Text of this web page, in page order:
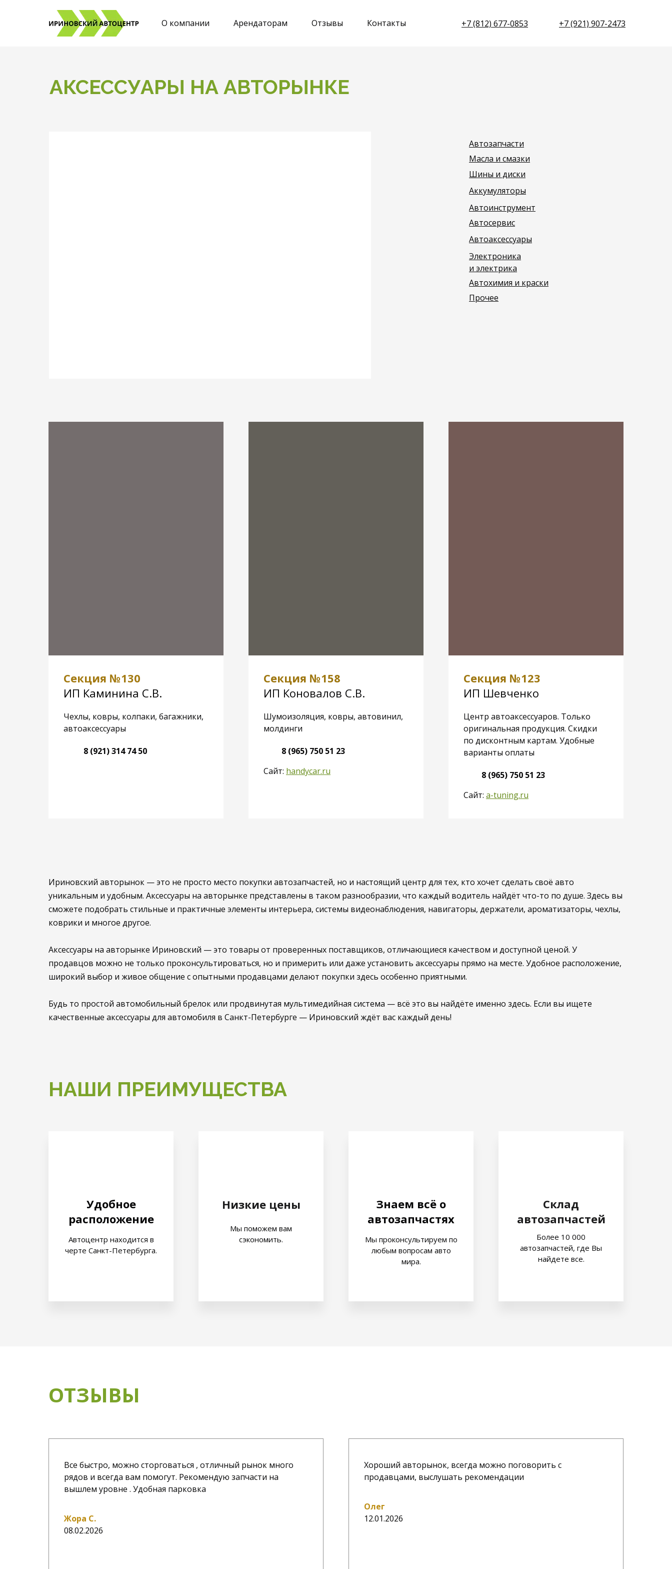
О компании Арендаторам Отзывы Контакты +7 (812) 677-0853 +7 (921) 907-2473
Прочее
Автохимия и краски
Электроника
и электрика
Автоаксессуары
Автосервис
Автоинструмент
Аккумуляторы
Шины и диски
Масла и смазки
Автозапчасти
АКСЕССУАРЫ НА АВТОРЫНКЕ
Секция №130
ИП Каминина С.В.
Чехлы, ковры, колпаки, багажники,
автоаксессуары
8 (921) 314 74 50
Секция №158
ИП Коновалов С.В.
Шумоизоляция, ковры, автовинил,
молдинги
8 (965) 750 51 23
Сайт: handycar.ru
Секция №123
ИП Шевченко
Центр автоаксессуаров. Только
оригинальная продукция. Скидки
по дисконтным картам. Удобные
варианты оплаты
8 (965) 750 51 23
Сайт: a-tuning.ru
Ириновский авторынок — это не просто место покупки автозапчастей, но и настоящий центр для тех, кто хочет сделать своё авто
уникальным и удобным. Аксессуары на авторынке представлены в таком разнообразии, что каждый водитель найдёт что-то по душе. Здесь вы
сможете подобрать стильные и практичные элементы интерьера, системы видеонаблюдения, навигаторы, держатели, ароматизаторы, чехлы,
коврики и многое другое.
Аксессуары на авторынке Ириновский — это товары от проверенных поставщиков, отличающиеся качеством и доступной ценой. У
продавцов можно не только проконсультироваться, но и примерить или даже установить аксессуары прямо на месте. Удобное расположение,
широкий выбор и живое общение с опытными продавцами делают покупки здесь особенно приятными.
Будь то простой автомобильный брелок или продвинутая мультимедийная система — всё это вы найдёте именно здесь. Если вы ищете
качественные аксессуары для автомобиля в Санкт-Петербурге — Ириновский ждёт вас каждый день!
НАШИ ПРЕИМУЩЕСТВА
Удобное
расположение
Автоцентр находится в
черте Санкт-Петербурга.
Низкие цены
Мы поможем вам
сэкономить.
Знаем всё о
автозапчастях
Мы проконсультируем по
любым вопросам авто
мира.
Склад
автозапчастей
Более 10 000
автозапчастей, где Вы
найдете все.
ОТЗЫВЫ
Все быстро, можно сторговаться , отличный рынок много
рядов и всегда вам помогут. Рекомендую запчасти на
вышлем уровне . Удобная парковка
Жора С.
08.02.2026
Хороший авторынок, всегда можно поговорить с
продавцами, выслушать рекомендации
Олег
12.01.2026